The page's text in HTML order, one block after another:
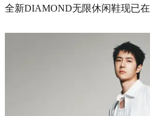
全新DIAMOND无限休闲鞋现已在